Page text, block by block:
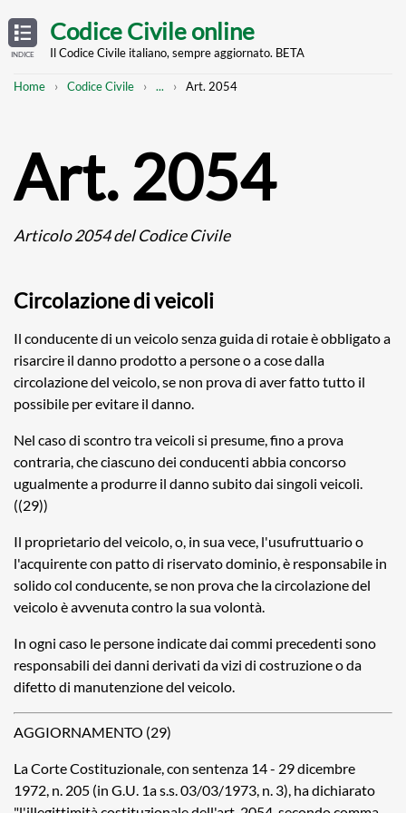
TABLE
OF
CONTENTS
INDICE
main
Codice Civile online
Il Codice Civile italiano, sempre aggiornato. BETA
Breadcrumb
Home Codice Civile
Mostra
... Art. 2054
Art. 2054
Articolo 2054 del Codice Civile
Circolazione di veicoli
Il conducente di un veicolo senza guida di rotaie è obbligato a
risarcire il danno prodotto a persone o a cose dalla
circolazione del veicolo, se non prova di aver fatto tutto il
possibile per evitare il danno.
Nel caso di scontro tra veicoli si presume, fino a prova
contraria, che ciascuno dei conducenti abbia concorso
ugualmente a produrre il danno subito dai singoli veicoli.
((29))
Il proprietario del veicolo, o, in sua vece, l'usufruttuario o
l'acquirente con patto di riservato dominio, è responsabile in
solido col conducente, se non prova che la circolazione del
veicolo è avvenuta contro la sua volontà.
In ogni caso le persone indicate dai commi precedenti sono
responsabili dei danni derivati da vizi di costruzione o da
difetto di manutenzione del veicolo.
AGGIORNAMENTO (29)
La Corte Costituzionale, con sentenza 14 - 29 dicembre
1972, n. 205 (in G.U. 1a s.s. 03/03/1973, n. 3), ha dichiarato